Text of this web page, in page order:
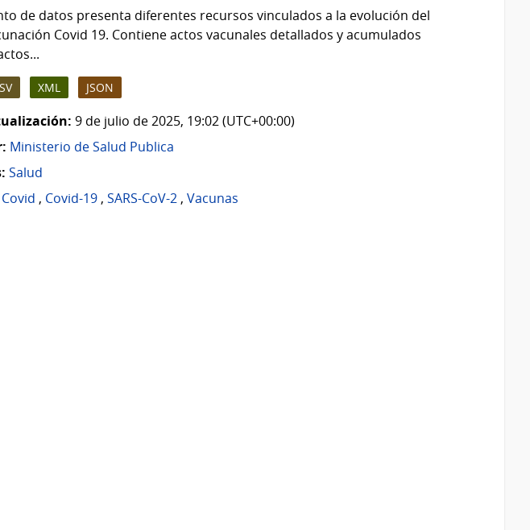
de datos presenta diferentes recursos vinculados a la evolución del
Covid 19. Contiene actos vacunales detallados y acumulados
XML JSON
9 de julio de 2025, 19:02 (UTC+00:00)
Ministerio de Salud Publica
Salud
Covid , Covid-19, SARS-CoV-2, Vacunas